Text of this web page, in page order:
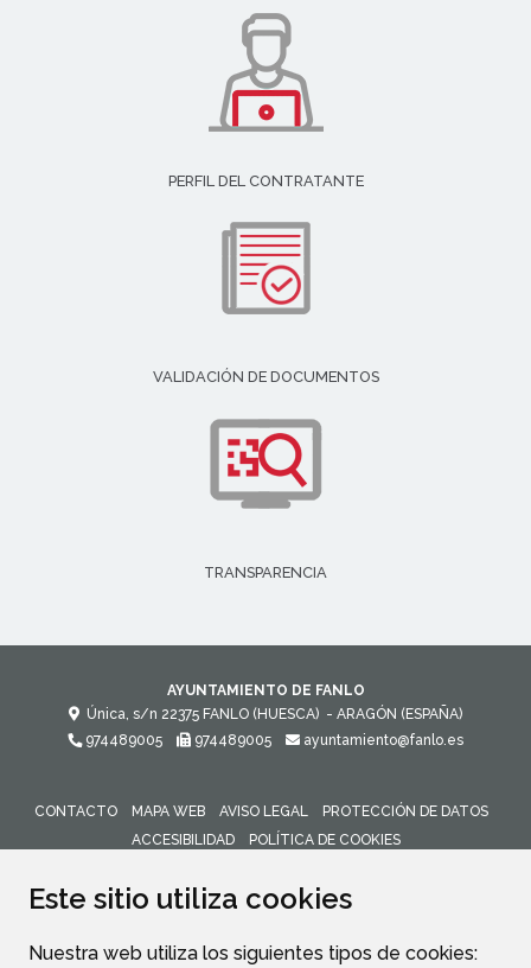
Este sitio utiliza cookies
Nuestra web utiliza los siguientes tipos de cookies:
PERFIL DEL CONTRATANTE
VALIDACIÓN DE DOCUMENTOS
TRANSPARENCIA
AYUNTAMIENTO DE FANLO
Única, s/n 22375 FANLO (HUESCA) - ARAGÓN (ESPAÑA)
974489005
974489005 ayuntamiento@fanlo.es
CONTACTO MAPA WEB AVISO LEGAL
PROTECCIÓN DE DATOS
ACCESIBILIDAD
POLÍTICA DE COOKIES